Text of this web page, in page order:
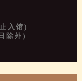
入馆)
除外)